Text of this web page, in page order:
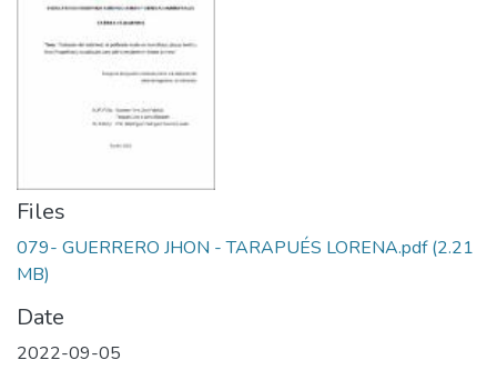
Files
079- GUERRERO JHON - TARAPUÉS LORENA.pdf(2.21
MB)
Date
2022-09-05